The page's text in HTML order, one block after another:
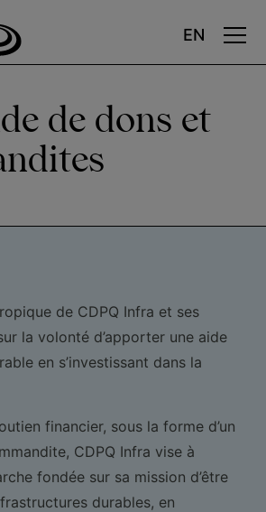
de dons et
de CDPQ Infra et ses
la volonté d’apporter une aide
en s’investissant dans la
financier, sous la forme d’un
CDPQ Infra vise à
fondée sur sa mission d’être
durables, en